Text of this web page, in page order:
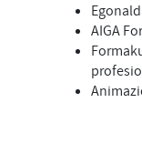
AIGA